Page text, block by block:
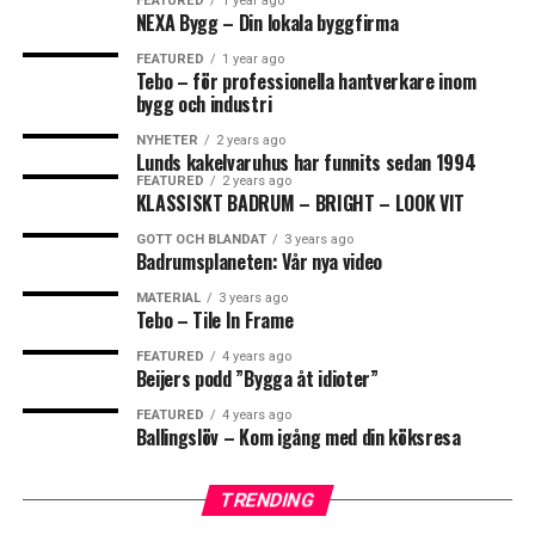
WTF
0
BADRUM
FISKBEN KAKEL
RELATED TOPICS: SSF STÖLDSKYDDSMÄRKA
FISKBEN
0
KAKEL
https://www.tebo.se/
Leave your vote
0
Points
What's Your Reaction?
NEXA Bygg – Din lokala byggfirma
FEATURED 1 year ago
Tebo – för professionella hantverkare inom
bygg och industri
NYHETER 2 years ago
Lunds kakelvaruhus har funnits sedan 1994
FEATURED 2 years ago
KLASSISKT BADRUM – BRIGHT – LOOK VIT
GOTT OCH BLANDAT 3 years ago
Badrumsplaneten: Vår nya video
MATERIAL 3 years ago
Tebo – Tile In Frame
FEATURED 4 years ago
Beijers podd ”Bygga åt idioter”
FEATURED 4 years ago
Ballingslöv – Kom igång med din köksresa
TRENDING